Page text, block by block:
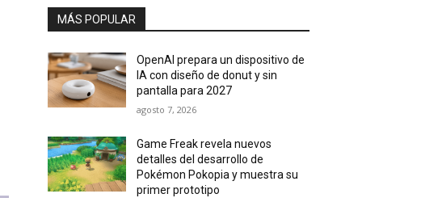
MÁS POPULAR
OpenAI prepara un dispositivo de
IA con diseño de donut y sin
pantalla para 2027
agosto 7, 2026
Game Freak revela nuevos
detalles del desarrollo de
Pokémon Pokopia y muestra su
primer prototipo